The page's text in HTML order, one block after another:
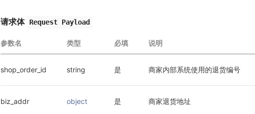
请求体 Request Payload
参数名 类型 必填 说明
shop_order_id string 是 商家内部系统使用的退货编号
biz_addr object 是 商家退货地址